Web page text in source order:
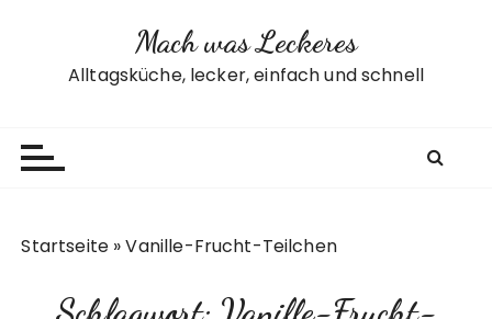
Mach was Leckeres
Alltagsküche, lecker, einfach und schnell
Startseite »Vanille-Frucht-Teilchen